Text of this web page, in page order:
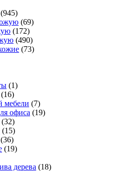
(945)
(69)
(172)
(490)
(73)
(1)
(16)
мебели (7)
офиса (19)
(32)
(15)
(36)
(19)
дерева (18)